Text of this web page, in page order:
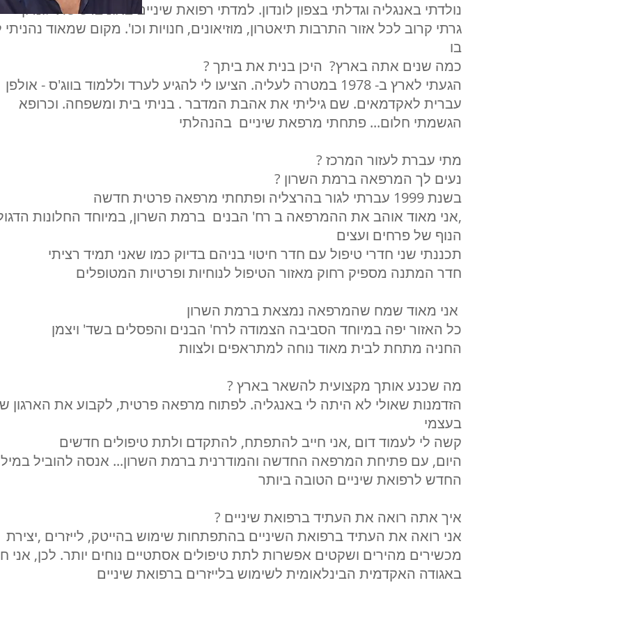
נולדתי באנגליה וגדלתי בצפון לונדון. למדתי רפואת שיניים באוניברסיטת לונדון
גרתי קרוב לכל אזור התרבות תיאטרון, מוזיאונים, חנויות וכו'. מקום שמאוד נהניתי
בו
? כמה שנים אתה בארץ? היכן בנית את ביתך
הגעתי לארץ ב- 1978 במטרה לעליה. הציעו לי להגיע לערד וללמוד בווג'ס - אולפן
עברית לאקדמאים. שם גיליתי את אהבת המדבר . בניתי בית ומשפחה. וכרופא
הגשמתי חלום... פתחתי מרפאת שיניים בהנהלתי
? מתי עברת לעזור המרכז
? נעים לך המרפאה ברמת השרון
בשנת 1999 עברתי לגור בהרצליה ופתחתי מרפאה פרטית חדשה
אני מאוד אוהב את ההמרפאה ב רח' הבנים ברמת השרון, במיוחד החלונות הדגולים,
הנוף של פרחים ועצים
תכננתי שני חדרי טיפול עם חדר חיטוי בניהם בדיוק כמו שאני תמיד רציתי
חדר המתנה מספיק רחוק מאזור הטיפול לנוחיות ופרטיות המטופלים
כל האזור יפה במיוחד הסביבה הצמודה לרח' הבנים והפסלים בשד' ויצמן
החניה מתחת לבית מאוד נוחה למתראפים ולצוות
? מה שכנע אותך מקצועית להשאר בארץ
הזדמנות שאולי לא היתה לי באנגליה. לפתוח מרפאה פרטית, לקבוע את הארגון
בעצמי
קשה לי לעמוד דום ,אני חייב להתפתח, להתקדם ולתת טיפולים חדשים
היום, עם פתיחת המרפאה החדשה והמודרנית ברמת השרון... אנסה להוביל
החדש לרפואת שיניים הטובה ביותר
? איך אתה רואה את העתיד ברפואת שיניים
אני רואה את העתיד ברפואת השיניים בהתפתחות שימוש בהייטק, לייזרים ,יצירת
מכשירים מהירים ושקטים אפשרות לתת טיפולים אסתטיים נוחים יותר. לכן, אני
באגודה האקדמית הבינלאומית לשימוש בלייזרים ברפואת שיניים